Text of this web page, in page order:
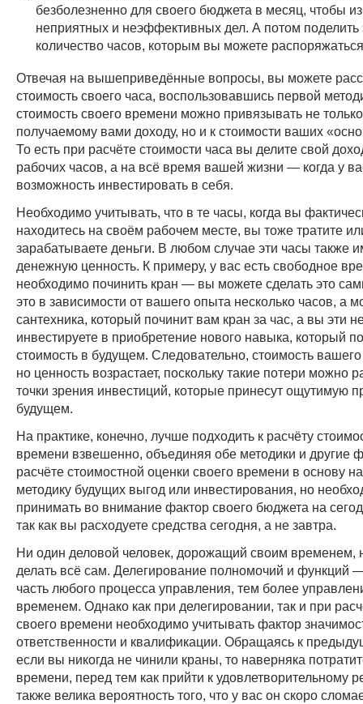
безболезненно для своего бюджета в месяц, чтобы
неприятных и неэффективных дел. А потом поделить
количество часов, которым вы можете
Отвечая на вышеприведённые вопросы, вы можете
стоимость своего часа, воспользовавшись первой
стоимость своего времени можно привязывать не только
получаемому вами доходу, но и к стоимости ваших
То есть при расчёте стоимости часа вы делите свой
рабочих часов, а на всё время вашей жизни — когда у
возможность инвестировать в себя.
Необходимо учитывать, что в те часы, когда вы
находитесь на своём рабочем месте, вы тоже тратите
зарабатываете деньги. В любом случае эти часы также
денежную ценность. К примеру, у вас есть свободное
необходимо починить кран — вы можете сделать это
это в зависимости от вашего опыта несколько часов, а
сантехника, который починит вам кран за час, а вы эти
инвестируете в приобретение нового навыка, который
стоимость в будущем. Следовательно, стоимость вашего
но ценность возрастает, поскольку такие потери можно
точки зрения инвестиций, которые принесут ощутимую
будущем.
На практике, конечно, лучше подходить к расчёту
времени взвешенно, объединяя обе методики и другие
расчёте стоимостной оценки своего времени в основу
методику будущих выгод или инвестирования, но
принимать во внимание фактор своего бюджета на
так как вы расходуете средства сегодня, а не завтра.
Ни один деловой человек, дорожащий своим временем,
делать всё сам. Делегирование полномочий и функций
часть любого процесса управления, тем более
временем. Однако как при делегировании, так и при
своего времени необходимо учитывать фактор
ответственности и квалификации. Обращаясь к
если вы никогда не чинили краны, то наверняка
времени, перед тем как прийти к удовлетворительному
также велика вероятность того, что у вас он скоро